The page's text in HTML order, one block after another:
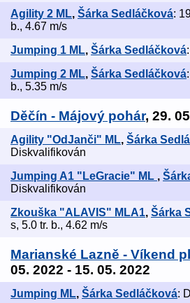
Agility 2 ML, Šárka Sedláčková:
b., 4.67 m/s
Jumping 1 ML, Šárka Sedláčková
Jumping 2 ML, Šárka Sedláčková
b., 5.35 m/s
Děčín - Májový pohár, 29.
Agility "OdJanči" ML, Šárka
Diskvalifikován
Jumping A1 "LeGracie" ML ,
Diskvalifikován
Zkouška "ALAVIS" MLA1, Šárka
s, 5.0 tr. b., 4.62 m/s
Marianské Lazně - Víkend
05. 2022 - 15. 05. 2022
Jumping ML, Šárka Sedláčková: